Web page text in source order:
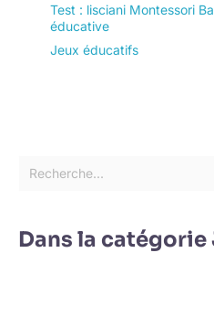
Test : lisciani Montessori
éducative
Jeux éducatifs
Dans la